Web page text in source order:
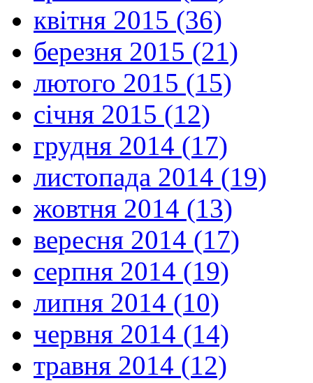
квітня 2015 (36)
березня 2015 (21)
лютого 2015 (15)
січня 2015 (12)
грудня 2014 (17)
листопада 2014 (19)
жовтня 2014 (13)
вересня 2014 (17)
серпня 2014 (19)
липня 2014 (10)
червня 2014 (14)
травня 2014 (12)